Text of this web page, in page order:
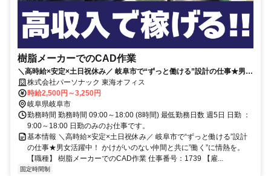
樹脂メーカーでのCAD作業
＼高時給×安定×土日祝休み／ 岐阜市で“ずっと働ける”設計の仕事★男女
活躍中！
株式会社パーソナック 東海オフィス
時給2,500円～3,250円
岐阜県岐阜市
勤務時間 勤務時間 09:00～18:00 (8時間) 最低勤務日数 週5日 日勤 ：
9:00～18:00 日勤のみのお仕事です。
基本情報 ＼高時給×安定×土日祝休み／ 岐阜市で“ずっと働ける”設計
の仕事★男女活躍中！ かけがいのない仲間と共に”働く”に情熱を。
【職種】 樹脂メーカーでのCAD作業 仕事番号：1739 【雇...
固定時間制